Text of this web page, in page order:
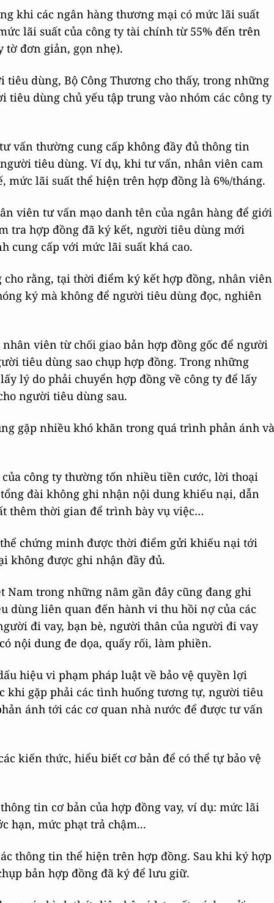
khi các ngân hàng thương mại có mức lãi suất
lãi suất của công ty tài chính từ 55% đến trên
tờ đơn giản, gọn nhẹ).
tiêu dùng, Bộ Công Thương cho thấy, trong những
tiêu dùng chủ yếu tập trung vào nhóm các công ty
vấn thường cung cấp không đầy đủ thông tin
tiêu dùng. Ví dụ, khi tư vấn, nhân viên cam
mức lãi suất thể hiện trên hợp đồng là 6%/tháng.
viên tư vấn mạo danh tên của ngân hàng để giới
tra hợp đồng đã ký kết, người tiêu dùng mới
cung cấp với mức lãi suất khá cao.
rằng, tại thời điểm ký kết hợp đồng, nhân viên
ký mà không để người tiêu dùng đọc, nghiên
viên từ chối giao bản hợp đồng gốc để người
tiêu dùng sao chụp hợp đồng. Trong những
lý do phải chuyển hợp đồng về công ty để lấy
người tiêu dùng sau.
gặp nhiều khó khăn trong quá trình phản ánh và
công ty thường tốn nhiều tiền cước, lời thoại
đài không ghi nhận nội dung khiếu nại, dẫn
thêm thời gian để trình bày vụ việc…
chứng minh được thời điểm gửi khiếu nại tới
không được ghi nhận đầy đủ.
trong những năm gần đây cũng đang ghi
dùng liên quan đến hành vi thu hồi nợ của các
đi vay, bạn bè, người thân của người đi vay
nội dung đe dọa, quấy rối, làm phiền.
hiệu vi phạm pháp luật về bảo vệ quyền lợi
khi gặp phải các tình huống tương tự, người tiêu
ánh tới các cơ quan nhà nước để được tư vấn
kiến thức, hiểu biết cơ bản để có thể tự bảo vệ
tin cơ bản của hợp đồng vay, ví dụ: mức lãi
hạn, mức phạt trả chậm...
thông tin thể hiện trên hợp đồng. Sau khi ký hợp
bản hợp đồng đã ký để lưu giữ.